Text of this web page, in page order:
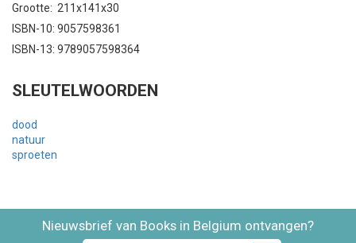
Grootte: 211x141x30
ISBN-10: 9057598361
ISBN-13: 9789057598364
SLEUTELWOORDEN
dood
natuur
sproeten
Nieuwsbrief van Books in Belgium ontvangen?